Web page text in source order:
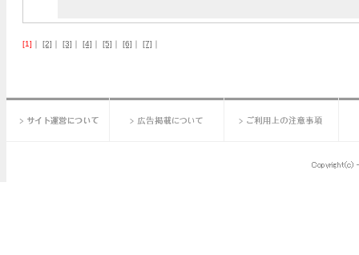
[1] ｜ [2] ｜ [3] ｜ [4] ｜ [5] ｜ [6] ｜ [7] ｜
サイト運営について 広告掲載について ご利用上の注意事項